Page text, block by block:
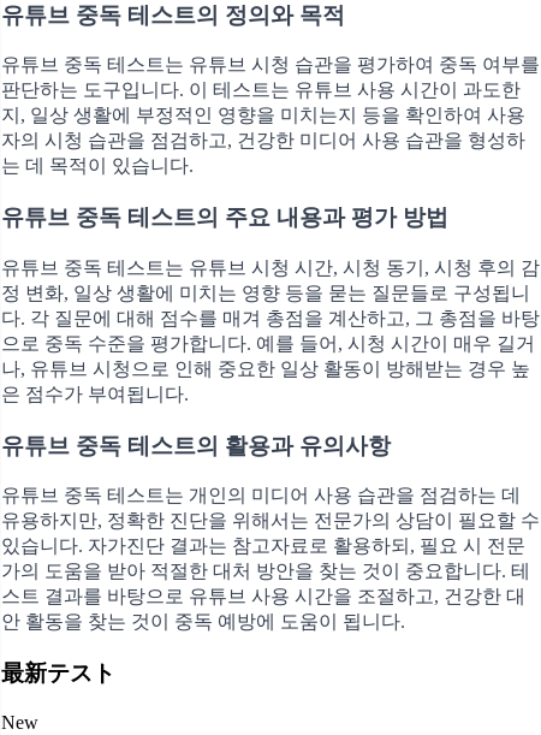
유튜브 중독 테스트의 정의와 목적
유튜브 중독 테스트는 유튜브 시청 습관을 평가하여 중독 여부를
판단하는 도구입니다. 이 테스트는 유튜브 사용 시간이 과도한
지, 일상 생활에 부정적인 영향을 미치는지 등을 확인하여 사용
자의 시청 습관을 점검하고, 건강한 미디어 사용 습관을 형성하
는 데 목적이 있습니다.
유튜브 중독 테스트의 주요 내용과 평가 방법
유튜브 중독 테스트는 유튜브 시청 시간, 시청 동기, 시청 후의 감
정 변화, 일상 생활에 미치는 영향 등을 묻는 질문들로 구성됩니
다. 각 질문에 대해 점수를 매겨 총점을 계산하고, 그 총점을 바탕
으로 중독 수준을 평가합니다. 예를 들어, 시청 시간이 매우 길거
나, 유튜브 시청으로 인해 중요한 일상 활동이 방해받는 경우 높
은 점수가 부여됩니다.
유튜브 중독 테스트의 활용과 유의사항
유튜브 중독 테스트는 개인의 미디어 사용 습관을 점검하는 데
유용하지만, 정확한 진단을 위해서는 전문가의 상담이 필요할 수
있습니다. 자가진단 결과는 참고자료로 활용하되, 필요 시 전문
가의 도움을 받아 적절한 대처 방안을 찾는 것이 중요합니다. 테
스트 결과를 바탕으로 유튜브 사용 시간을 조절하고, 건강한 대
안 활동을 찾는 것이 중독 예방에 도움이 됩니다.
最新テスト
New